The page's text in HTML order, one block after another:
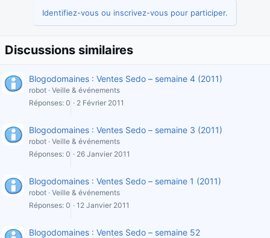
Identifiez-vous ou inscrivez-vous pour participer.
Discussions similaires
Blogodomaines : Ventes Sedo – semaine 4 (2011)
robot Veille & événements
Réponses 0 2 Février 2011
Blogodomaines : Ventes Sedo – semaine 3 (2011)
robot Veille & événements
Réponses 0 26 Janvier 2011
Blogodomaines : Ventes Sedo – semaine 1 (2011)
robot Veille & événements
Réponses 0 12 Janvier 2011
Blogodomaines : Ventes Sedo – semaine 52